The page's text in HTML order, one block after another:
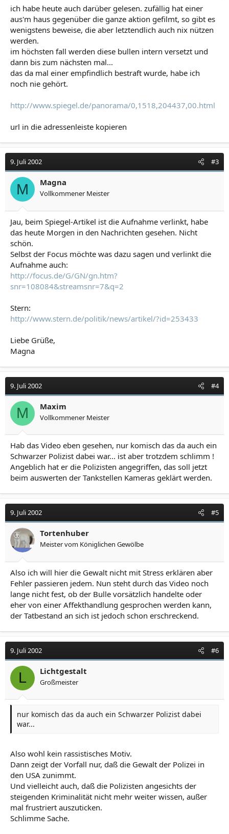
ich habe heute auch darüber gelesen. zufällig hat einer
aus'm haus gegenüber die ganze aktion gefilmt, so gibt es
wenigstens beweise, die aber letztendlich auch nix nützen
werden.
im höchsten fall werden diese bullen intern versetzt und
dann bis zum nächsten mal...
das da mal einer empfindlich bestraft wurde, habe ich
noch nie gehört.
http://www.spiegel.de/panorama/0,1518,204437,00.html
url in die adressenleiste kopieren
9. Juli 2002 #3
M Magna
Vollkommener Meister
Jau, beim Spiegel-Artikel ist die Aufnahme verlinkt, habe
das heute Morgen in den Nachrichten gesehen. Nicht
schön.
Selbst der Focus möchte was dazu sagen und verlinkt die
Aufnahme auch:
http://focus.de/G/GN/gn.htm?
snr=108084&streamsnr=7&q=2
Stern:
http://www.stern.de/politik/news/artikel/?id=253433
Liebe Grüße,
Magna
9. Juli 2002 #4
M Maxim
Vollkommener Meister
Hab das Video eben gesehen, nur komisch das da auch ein
Schwarzer Polizist dabei war... ist aber trotzdem schlimm !
Angeblich hat er die Polizisten angegriffen, das soll jetzt
beim auswerten der Tankstellen Kameras geklärt werden.
9. Juli 2002 #5
Tortenhuber
Meister vom Königlichen Gewölbe
Also ich will hier die Gewalt nicht mit Stress erklären aber
Fehler passieren jedem. Nun steht durch das Video noch
lange nicht fest, ob der Bulle vorsätzlich handelte oder
eher von einer Affekthandlung gesprochen werden kann,
der Tatbestand an sich ist jedoch schon erschreckend.
9. Juli 2002 #6
L Lichtgestalt
Großmeister
nur komisch das da auch ein Schwarzer Polizist dabei
war...
Also wohl kein rassistisches Motiv.
Dann zeigt der Vorfall nur, daß die Gewalt der Polizei in
den USA zunimmt.
Und vielleicht auch, daß die Polizisten angesichts der
steigenden Kriminalität nicht mehr weiter wissen, außer
mal frustriert auszuticken.
Schlimme Sache.